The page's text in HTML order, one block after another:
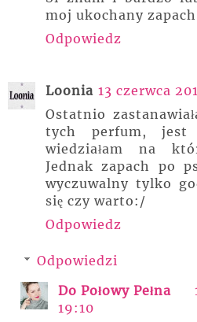
moj ukochany
Odpowiedz
Loonia 13 czerwca
Ostatnio
tych perfum,
wiedziałam na
Jednak zapach po
wyczuwalny tylko
się czy warto:/
Odpowiedz
Odpowiedzi
Do Połowy Pełna
19:10